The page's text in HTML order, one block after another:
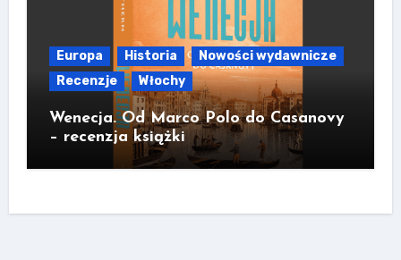
Europa Historia
Nowości wydawnicze
Recenzje
Włochy
Wenecja. Od Marco Polo do Casanovy
– recenzja książki